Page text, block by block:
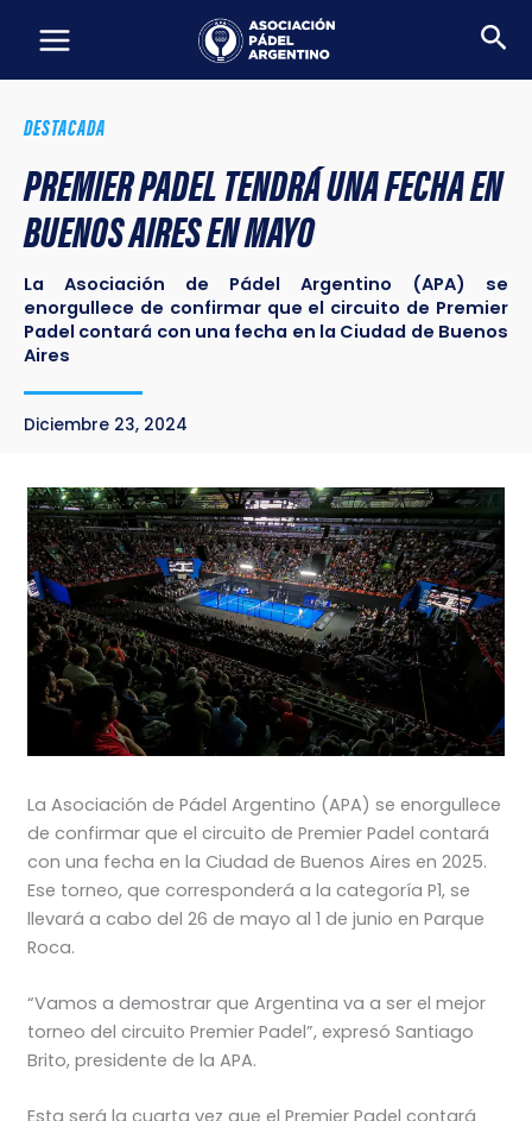
DESTACADA
PREMIER PADEL TENDRÁ UNA FECHA EN
BUENOS AIRES EN MAYO
La Asociación de Pádel Argentino (APA) se
enorgullece de confirmar que el circuito de Premier
Padel contará con una fecha en la Ciudad de Buenos
Aires
Diciembre 23, 2024
La Asociación de Pádel Argentino (APA) se enorgullece
de confirmar que el circuito de Premier Padel contará
con una fecha en la Ciudad de Buenos Aires en 2025.
Ese torneo, que corresponderá a la categoría P1, se
llevará a cabo del 26 de mayo al 1 de junio en Parque
Roca.
“Vamos a demostrar que Argentina va a ser el mejor
torneo del circuito Premier Padel”, expresó Santiago
Brito, presidente de la APA.